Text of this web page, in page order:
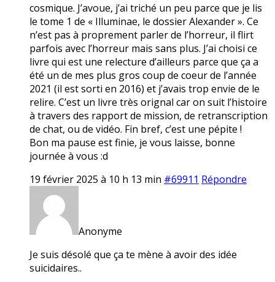
cosmique. J’avoue, j’ai triché un peu parce que je lis
le tome 1 de « Illuminae, le dossier Alexander ». Ce
n’est pas à proprement parler de l’horreur, il flirt
parfois avec l’horreur mais sans plus. J’ai choisi ce
livre qui est une relecture d’ailleurs parce que ça a
été un de mes plus gros coup de coeur de l’année
2021 (il est sorti en 2016) et j’avais trop envie de le
relire. C’est un livre très orignal car on suit l’histoire
à travers des rapport de mission, de retranscription
de chat, ou de vidéo. Fin bref, c’est une pépite !
Bon ma pause est finie, je vous laisse, bonne
journée à vous :d
19 février 2025 à 10 h 13 min #69911 Répondre
Anonyme
Je suis désolé que ça te mène à avoir des idée
suicidaires..